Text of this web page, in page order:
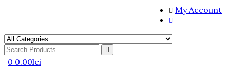
My Account
Search
for
0 0.00lei